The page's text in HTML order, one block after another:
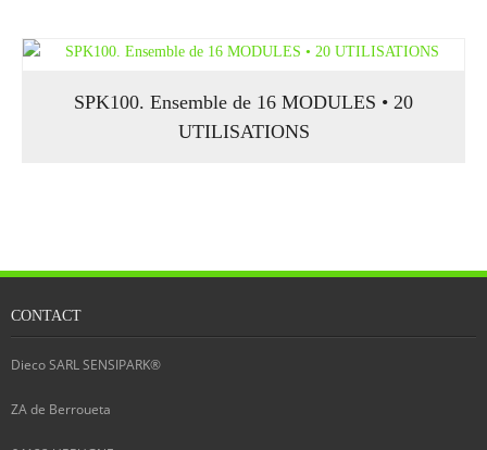
SPK100. Ensemble de 16 MODULES • 20
UTILISATIONS
CONTACT
Dieco SARL SENSIPARK®
ZA de Berroueta